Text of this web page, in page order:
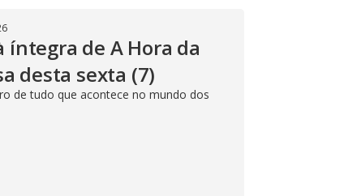
íntegra de A Hora da
desta sexta (7)
de tudo que acontece no mundo dos